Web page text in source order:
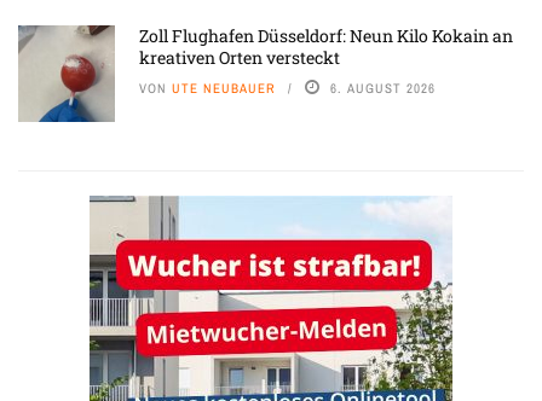
Zoll Flughafen Düsseldorf: Neun Kilo Kokain an
kreativen Orten versteckt
VON UTE NEUBAUER 6. AUGUST 2026